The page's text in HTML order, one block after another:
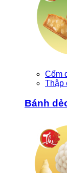
Cốm
Thập
Bánh